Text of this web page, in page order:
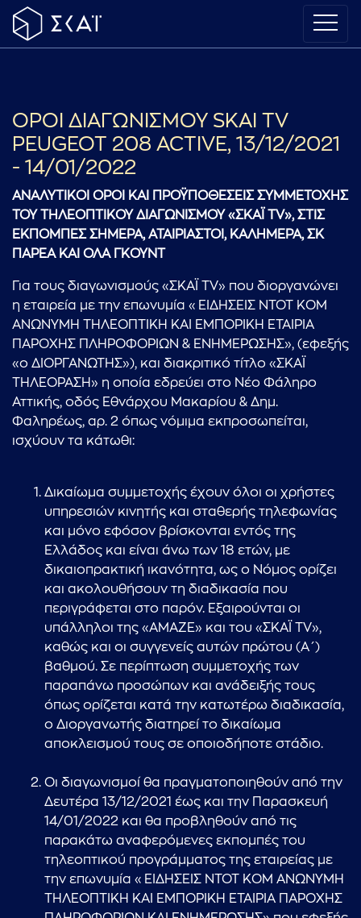
ΟΡΟΙ ΔΙΑΓΩΝΙΣΜΟΥ SKAI TV
PEUGEOT 208 ACTIVE, 13/12/2021
- 14/01/2022
ΑΝΑΛΥΤΙΚΟΙ ΟΡΟΙ ΚΑΙ ΠΡΟΫΠΟΘΕΣΕΙΣ ΣΥΜΜΕΤΟΧΗΣ
ΤΟΥ ΤΗΛΕΟΠΤΙΚΟΥ ΔΙΑΓΩΝΙΣΜΟΥ «ΣΚΑΪ TV», ΣΤΙΣ
ΕΚΠΟΜΠΕΣ ΣΗΜΕΡΑ, ΑΤΑΙΡΙΑΣΤΟΙ, ΚΑΛΗΜΕΡΑ, ΣΚ
ΠΑΡΕΑ ΚΑΙ ΟΛΑ ΓΚΟΥΝΤ
Για τους διαγωνισμούς «ΣΚΑΪ TV» που διοργανώνει
η εταιρεία με την επωνυμία «ΕΙΔΗΣΕΙΣ ΝΤΟΤ ΚΟΜ
ΑΝΩΝΥΜΗ ΤΗΛΕΟΠΤΙΚΗ ΚΑΙ ΕΜΠΟΡΙΚΗ ΕΤΑΙΡΙΑ
ΠΑΡΟΧΗΣ ΠΛΗΡΟΦΟΡΙΩΝ & ΕΝΗΜΕΡΩΣΗΣ», (εφεξής
«o ΔΙΟΡΓΑΝΩΤΗΣ»), και διακριτικό τίτλο «ΣΚΑΪ
ΤΗΛΕΟΡΑΣΗ» η οποία εδρεύει στο Νέο Φάληρο
Αττικής, οδός Εθνάρχου Μακαρίου & Δημ.
Φαληρέως, αρ. 2 όπως νόμιμα εκπροσωπείται,
ισχύουν τα κάτωθι:
Δικαίωμα συμμετοχής έχουν όλοι οι χρήστες
υπηρεσιών κινητής και σταθερής τηλεφωνίας
και μόνο εφόσον βρίσκονται εντός της
Ελλάδος και είναι άνω των 18 ετών, με
δικαιοπρακτική ικανότητα, ως ο Νόμος ορίζει
και ακολουθήσουν τη διαδικασία που
περιγράφεται στο παρόν. Εξαιρούνται οι
υπάλληλοι της «ΑΜΑΖΕ» και του «ΣΚΑΪ TV»,
καθώς και οι συγγενείς αυτών πρώτου (Α΄)
βαθμού. Σε περίπτωση συμμετοχής των
παραπάνω προσώπων και ανάδειξής τους
όπως ορίζεται κατά την κατωτέρω διαδικασία,
ο Διοργανωτής διατηρεί το δικαίωμα
αποκλεισμού τους σε οποιοδήποτε στάδιο.
Οι διαγωνισμοί θα πραγματοποιηθούν από την
Δευτέρα 13/12/2021 έως και την Παρασκευή
14/01/2022 και θα προβληθούν από τις
παρακάτω αναφερόμενες εκπομπές του
τηλεοπτικού προγράμματος της εταιρείας με
την επωνυμία «ΕΙΔΗΣΕΙΣ ΝΤΟΤ ΚΟΜ ΑΝΩΝΥΜΗ
ΤΗΛΕΟΠΤΙΚΗ ΚΑΙ ΕΜΠΟΡΙΚΗ ΕΤΑΙΡΙΑ ΠΑΡΟΧΗΣ